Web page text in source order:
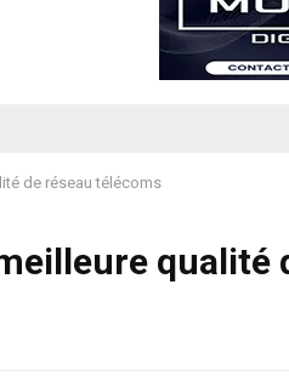
de réseau télécoms
qualité